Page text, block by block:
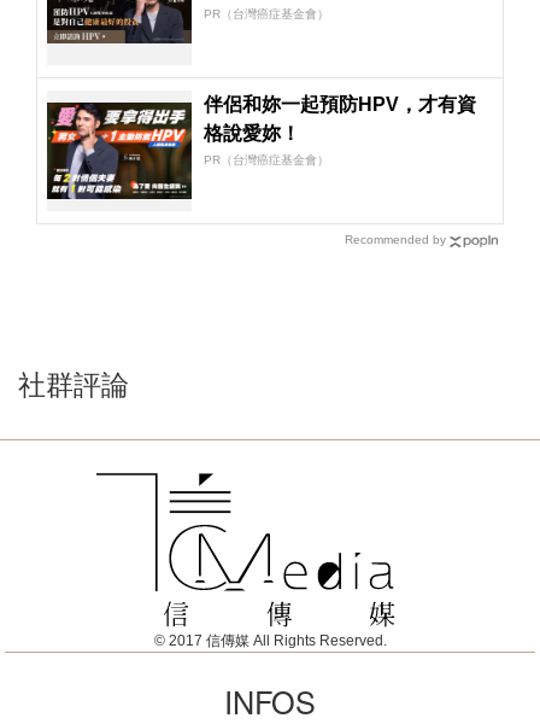
PR（台灣癌症基金會）
伴侶和妳一起預防HPV，才有資
格說愛妳！
PR（台灣癌症基金會）
Recommended by
社群評論
© 2017 信傳媒 All Rights Reserved.
INFOS